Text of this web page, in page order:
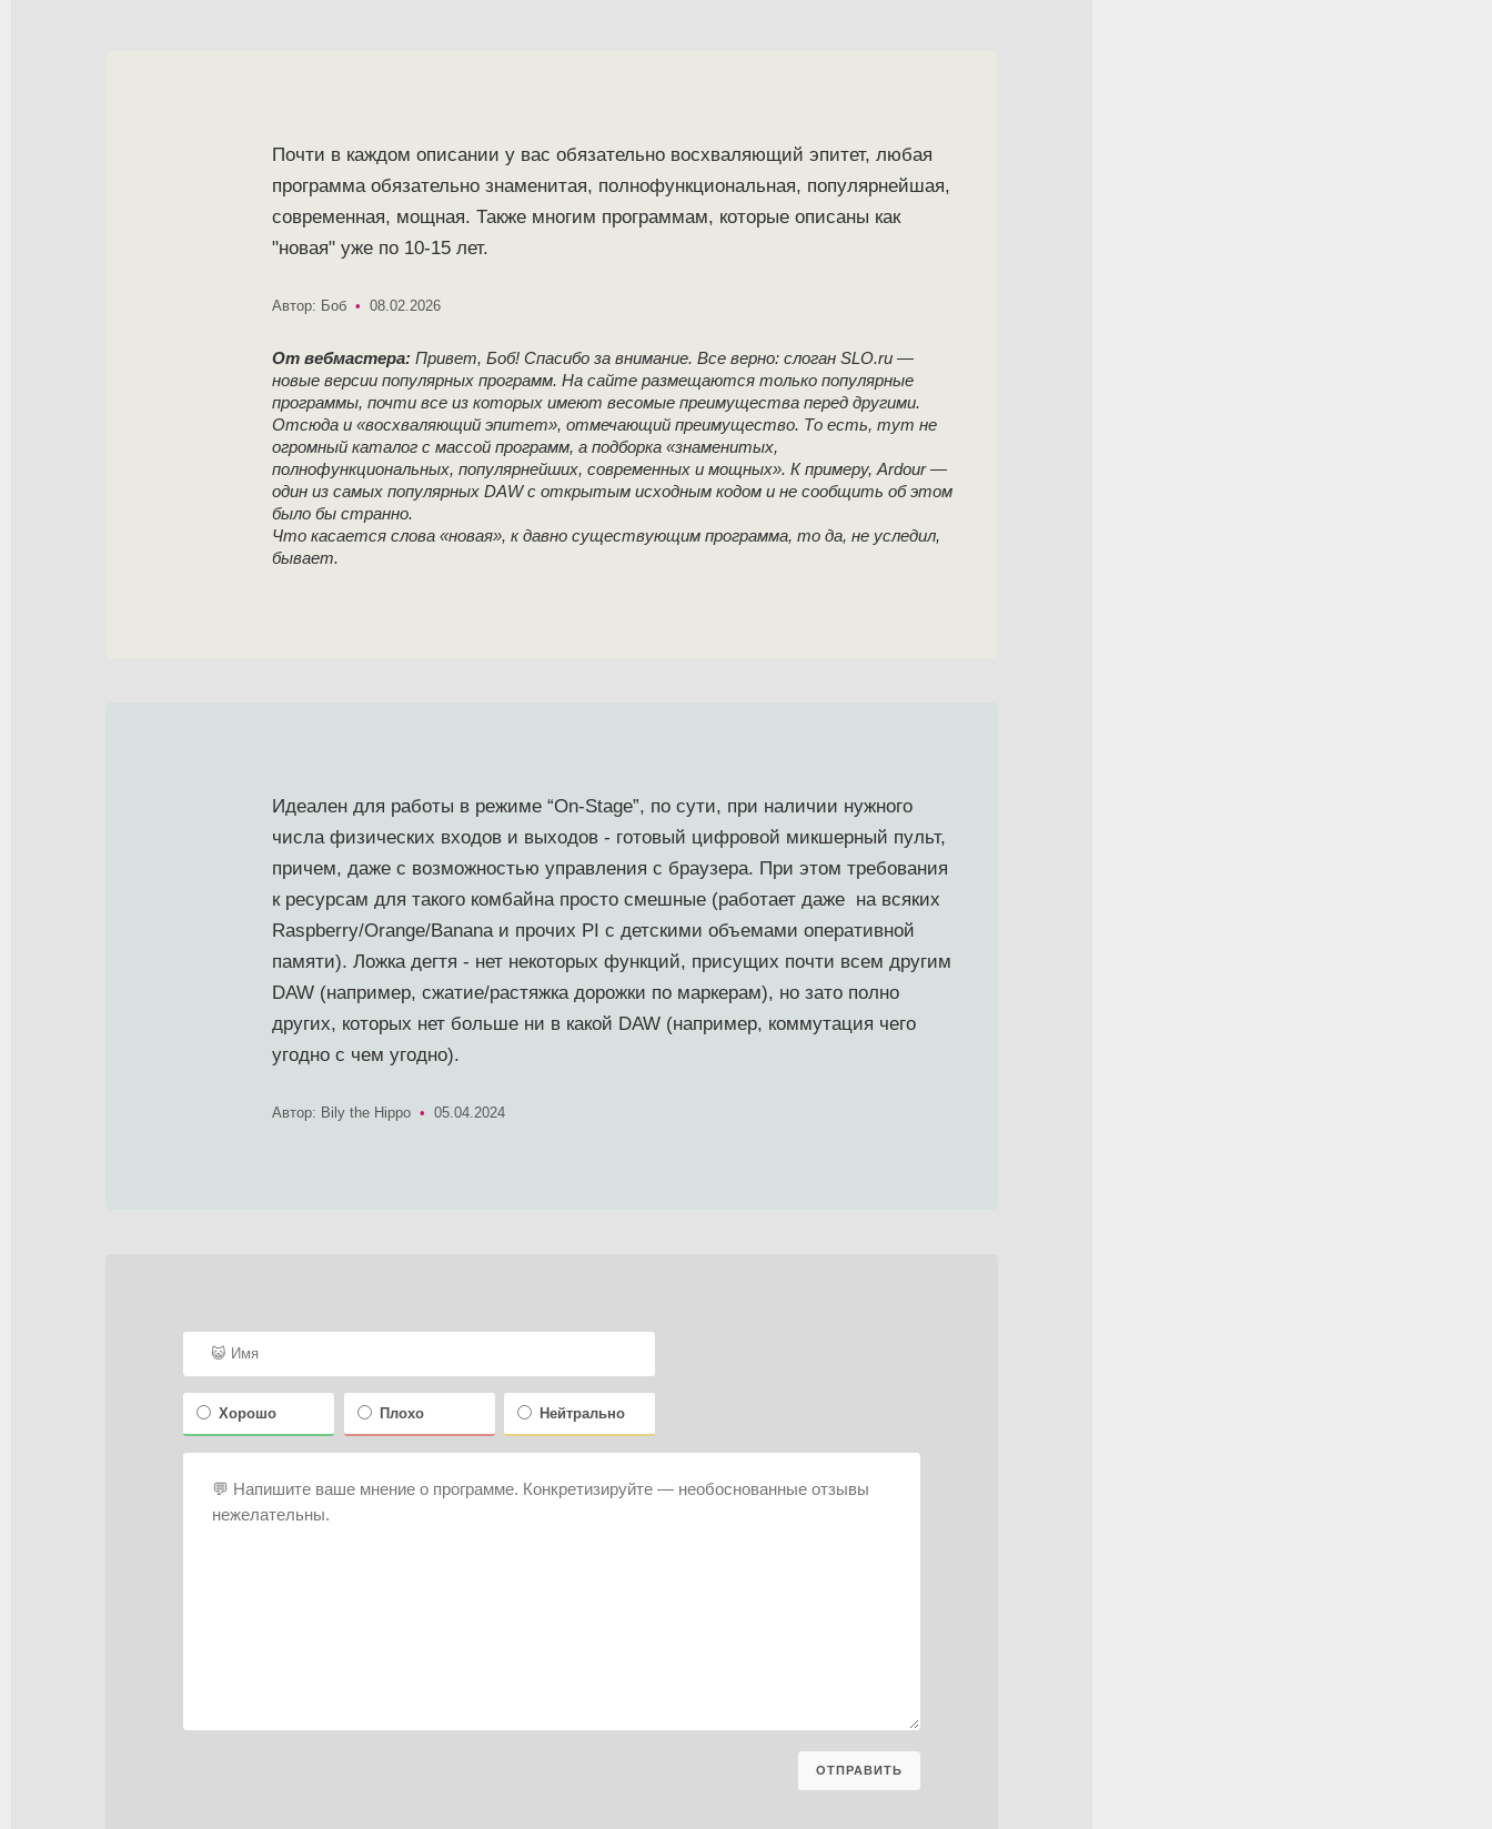
Почти в каждом описании у вас обязательно восхваляющий эпитет, любая
программа обязательно знаменитая, полнофункциональная, популярнейшая,
современная, мощная. Также многим программам, которые описаны как
"новая" уже по 10-15 лет.
Автор: Боб • 08.02.2026
От вебмастера: Привет, Боб! Спасибо за внимание. Все верно: слоган SLO.ru —
новые версии популярных программ. На сайте размещаются только популярные
программы, почти все из которых имеют весомые преимущества перед другими.
Отсюда и «восхваляющий эпитет», отмечающий преимущество. То есть, тут не
огромный каталог с массой программ, а подборка «знаменитых,
полнофункциональных, популярнейших, современных и мощных». К примеру, Ardour —
один из самых популярных DAW с открытым исходным кодом и не сообщить об этом
было бы странно.
Что касается слова «новая», к давно существующим программа, то да, не уследил,
бывает.
Идеален для работы в режиме “On-Stage”, по сути, при наличии нужного
числа физических входов и выходов - готовый цифровой микшерный пульт,
причем, даже с возможностью управления с браузера. При этом требования
к ресурсам для такого комбайна просто смешные (работает даже на всяких
Raspberry/Orange/Banana и прочих PI с детскими объемами оперативной
памяти). Ложка дегтя - нет некоторых функций, присущих почти всем другим
DAW (например, сжатие/растяжка дорожки по маркерам), но зато полно
других, которых нет больше ни в какой DAW (например, коммутация чего
угодно с чем угодно).
Автор: Bily the Hippo • 05.04.2024
Хорошо Плохо Нейтрально